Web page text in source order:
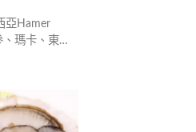
亞Hamer
瑪卡、東革